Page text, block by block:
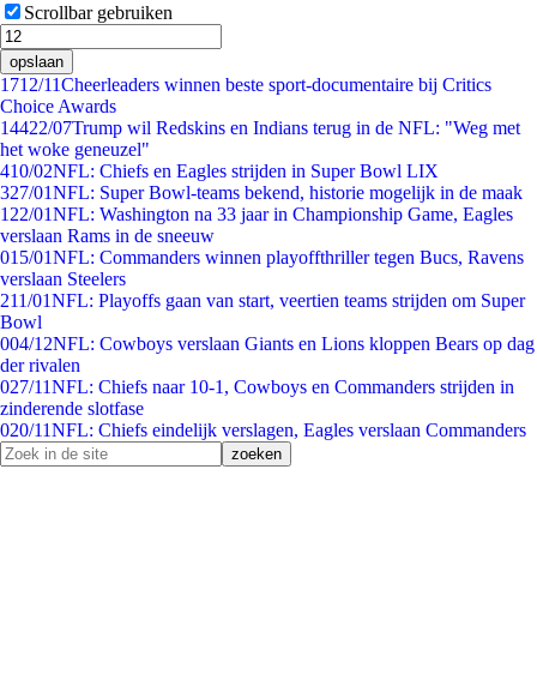
Scrollbar gebruiken
opslaan
1712/11Cheerleaders winnen beste sport-documentaire bij Critics
Choice Awards
14422/07Trump wil Redskins en Indians terug in de NFL: "Weg met
het woke geneuzel"
410/02NFL: Chiefs en Eagles strijden in Super Bowl LIX
327/01NFL: Super Bowl-teams bekend, historie mogelijk in de maak
1 22/01NFL: Washington na 33 jaar in Championship Game, Eagles
verslaan Rams in de sneeuw
015/01NFL: Commanders winnen playoffthriller tegen Bucs, Ravens
verslaan Steelers
211/01NFL: Playoffs gaan van start, veertien teams strijden om Super
Bowl
004/12NFL: Cowboys verslaan Giants en Lions kloppen Bears op dag
der rivalen
027/11NFL: Chiefs naar 10-1, Cowboys en Commanders strijden in
zinderende slotfase
020/11NFL: Chiefs eindelijk verslagen, Eagles verslaan Commanders